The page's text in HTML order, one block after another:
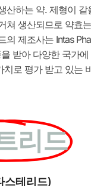
산하는 약. 제형이
쳐 생산되므로 약효
의 제조사는 Intas
받아 다양한 국가
치로 평가 받고 있는
리드
스테리드)